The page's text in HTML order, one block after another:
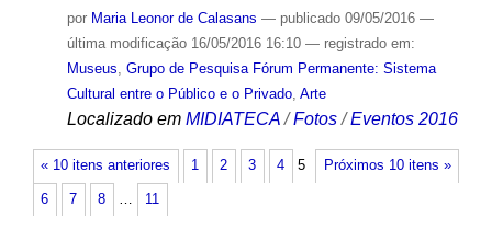
por Maria Leonor de Calasans — publicado09/05/2016 —
última modificação16/05/2016 16:10 — registrado em:
Museus, Grupo de Pesquisa Fórum Permanente: Sistema
Cultural entre o Público e o Privado, Arte
Localizado em MIDIATECA /Fotos /Eventos 2016
« 10 itens anteriores Próximos 10 itens »
1 2 3 4 5
6 7 8 … 11